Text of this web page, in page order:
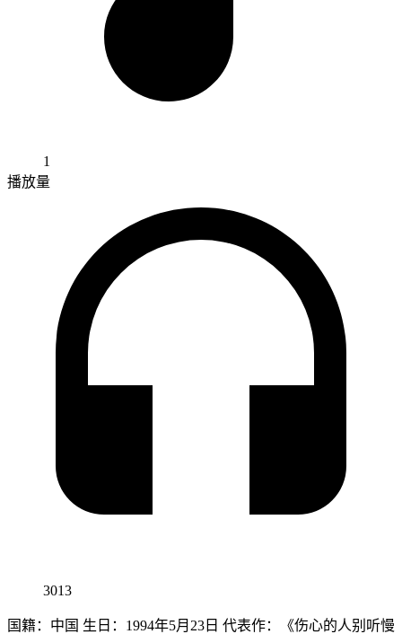
1
播放量
3013
国籍：中国 生日：1994年5月23日 代表作：《伤心的人别听慢